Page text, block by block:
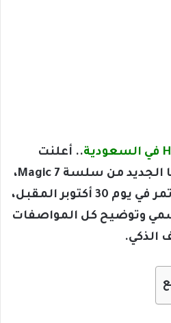
.. أعلنت
شركة هونر عن إصدارها الجديد من سلسة Magic 7،
حيث أكدت على عقد مؤتمر في يوم 30 أكتوبر المقبل،
وتوضيح كل المواصفات
الذكي.